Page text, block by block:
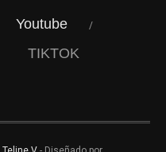
Youtube
TIKTOK